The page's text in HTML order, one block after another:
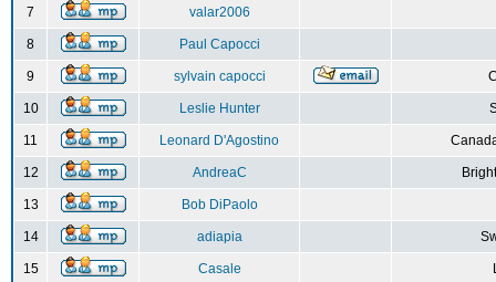
7 valar2006
8 Paul Capocci
9 sylvain capocci
10 Leslie Hunter
11 Leonard D'Agostino
12 AndreaC
13 Bob DiPaolo
14 adiapia
15 Casale